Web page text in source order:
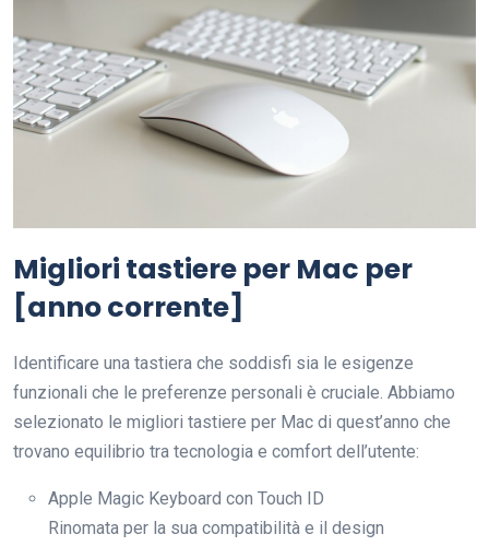
Migliori tastiere per Mac per
[anno corrente]
Identificare una tastiera che soddisfi sia le esigenze
funzionali che le preferenze personali è cruciale. Abbiamo
selezionato le migliori tastiere per Mac di quest’anno che
trovano equilibrio tra tecnologia e comfort dell’utente:
Apple Magic Keyboard con Touch ID
Rinomata per la sua compatibilità e il design